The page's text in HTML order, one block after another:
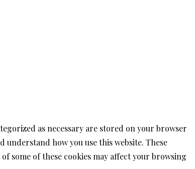
as necessary are stored on your browser
how you use this website. These
some of these cookies may affect your browsing